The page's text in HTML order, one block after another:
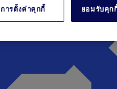
การตั้งค่าคุกกี้ ยอมรับคุก